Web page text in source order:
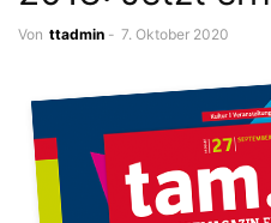
Von ttadmin - 7. Oktober 2020